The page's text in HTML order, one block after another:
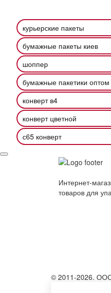
курьерские пакеты
бумажные пакеты киев
шоппер
бумажные пакетики оптом
конверт в4
конверт цветной
с65 конверт
Интернет-
товаров для
© 2011-2026.